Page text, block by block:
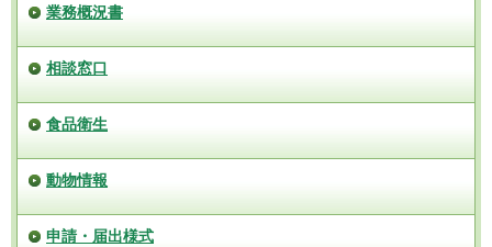
業務概況書
相談窓口
食品衛生
動物情報
申請・届出様式